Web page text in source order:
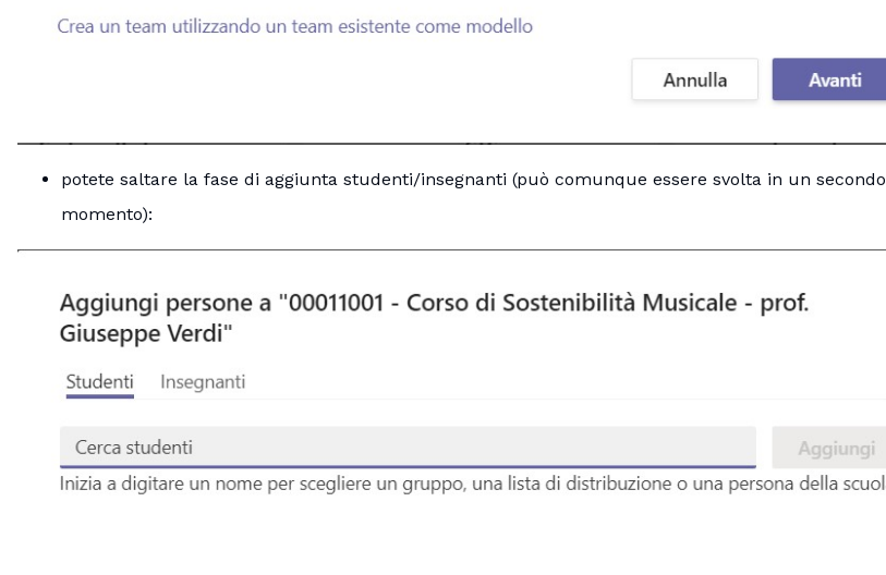
potete saltare la fase di aggiunta studenti/insegnanti (può comunque essere svolta in un secondo
momento):